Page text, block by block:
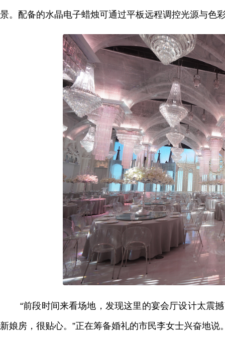
景。配备的水晶电子蜡烛可通过平板远程调控光源与色
“前段时间来看场地，发现这里的宴会厅设计太震
新娘房，很贴心。”正在筹备婚礼的市民李女士兴奋地说